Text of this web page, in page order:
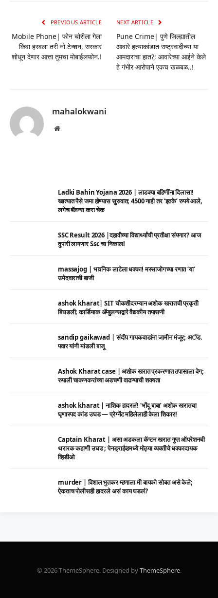
PREVIOUS ARTICLE
Mobile Phone| फोन चोरीला गेला
किंवा हरवला तरी नो टेन्शन, सरकार
शोधून देणार आत्ता तुमचा मोबाईलफोन.!
NEXT ARTICLE
Pune Crime| पुणे जिल्ह्यातील
आवारे हत्याकांडात राष्ट्रवादीच्या या
आमदाराचा हात?; आवारेच्या आईने केले
हे गंभीर आरोपाने एकच खळबळ..!
mahalokwani
Website
Ladki Bahin Yojana 2026 | लाडक्या बहिणींना दिलासा!
खात्यात पैसे जमा होण्यास सुरुवात; 4500 नाही तर ‘इतके’ रुपये आले,
लगेच बॅलन्स करा चेक
SSC Result 2026 |दहावीच्या विद्यार्थ्यांची प्रतीक्षा संपणार? आज
दुपारी लागणार Ssc चा निकाल!
massajog | भावनिक लाटेला धक्का! मस्साजोगच्या रणात ‘या’
उमेदवाराची बाजी
ashok kharat| SIT चौकशीदरम्यान अशोक खरातची प्रकृती
बिघडली; कार्डियाक ॲम्बुलन्सद्वारे वैद्यकीय तपासणी
sandip gaikawad | संदीप गायकवाडांना जामीन मंजूर; अॅड.
पवार यांनी मांडली बाजू
Ashok Kharat case | अशोक खरात प्रकरणात तपासाला वेग;
रुपाली चाकणकरांच्या अडचणी वाढण्याची शक्यता
ashok kharat | नाशिक हादरलं! ‘भोंदू बाबा’ अशोक खरातचा
घृणास्पद कांड उघड — प्रेग्नेंट महिलेलाही केला शिकार!
Captain Kharat | असा अडकला कॅप्टन खरात गुप्त ऑपरेशनची
थरारक कहाणी उघड ; पेनड्राईव्हमध्ये मोठ्या व्यक्तीचे धक्कादायक
व्हिडीओ
murder | विशाल भुतकर म्हणाला मी बायको सोबत असे केले;
ऐकताच पोलीसही हादरले असं काय घडलं?
© 2026 ThemeSphere. Designed byThemeSphere.